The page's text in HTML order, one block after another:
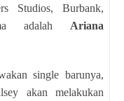
Studios, Burbank,
adalah Ariana
single barunya,
akan melakukan